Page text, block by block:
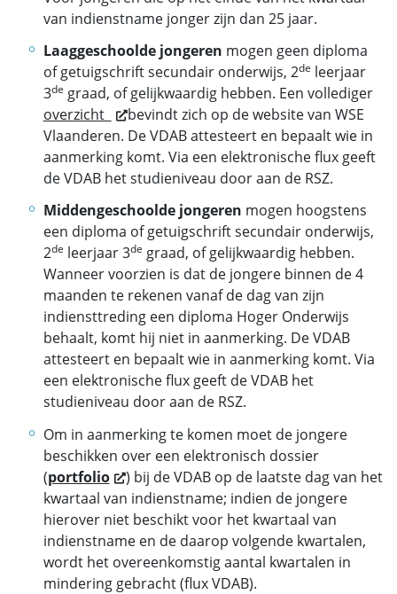
van indienstname jonger zijn dan 25 jaar.
Laaggeschoolde jongeren mogen geen diploma
of getuigschrift secundair onderwijs, 2de leerjaar
3de graad, of gelijkwaardig hebben. Een vollediger
overzicht
bevindt zich op de website van WSE
Vlaanderen. De VDAB attesteert en bepaalt wie in
aanmerking komt. Via een elektronische flux geeft
de VDAB het studieniveau door aan de RSZ.
Middengeschoolde jongeren mogen hoogstens
een diploma of getuigschrift secundair onderwijs,
2de leerjaar 3de graad, of gelijkwaardig hebben.
Wanneer voorzien is dat de jongere binnen de 4
maanden te rekenen vanaf de dag van zijn
indiensttreding een diploma Hoger Onderwijs
behaalt, komt hij niet in aanmerking. De VDAB
attesteert en bepaalt wie in aanmerking komt. Via
een elektronische flux geeft de VDAB het
studieniveau door aan de RSZ.
Om in aanmerking te komen moet de jongere
beschikken over een elektronisch dossier
(portfolio
) bij de VDAB op de laatste dag van het
kwartaal van indienstname; indien de jongere
hierover niet beschikt voor het kwartaal van
indienstname en de daarop volgende kwartalen,
wordt het overeenkomstig aantal kwartalen in
mindering gebracht (flux VDAB).